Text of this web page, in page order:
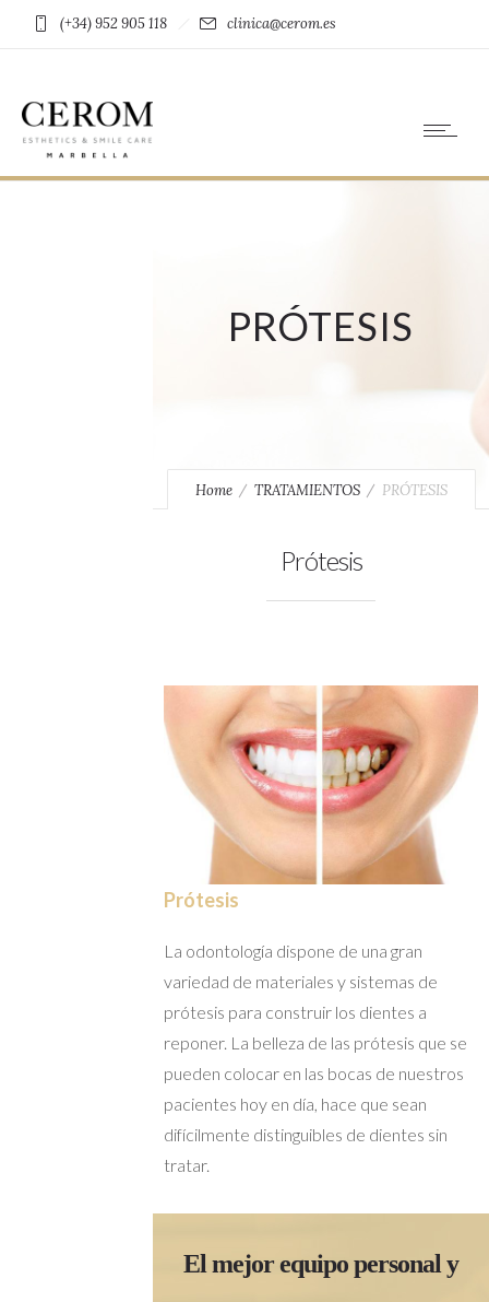
(+34) 952 905 118 clinica@cerom.es
PRÓTESIS
Home TRATAMIENTOS PRÓTESIS
Prótesis
Prótesis
La odontología dispone de una gran
variedad de materiales y sistemas de
prótesis para construir los dientes a
reponer. La belleza de las prótesis que se
pueden colocar en las bocas de nuestros
pacientes hoy en día, hace que sean
difícilmente distinguibles de dientes sin
tratar.
El mejor equipo personal y